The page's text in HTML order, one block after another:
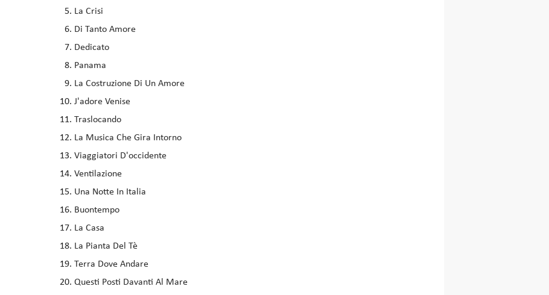
La Crisi
Di Tanto Amore
Dedicato
Panama
La Costruzione Di Un Amore
J'adore Venise
Traslocando
La Musica Che Gira Intorno
Viaggiatori D'occidente
Ventilazione
Una Notte In Italia
Buontempo
La Casa
La Pianta Del Tè
Terra Dove Andare
Questi Posti Davanti Al Mare